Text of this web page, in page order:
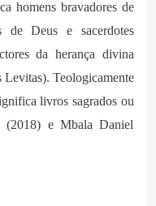
homens bravadores de
de Deus e sacerdotes
da herança divina
Levitas). Teologicamente
livros sagrados ou
(2018) e Mbala Daniel